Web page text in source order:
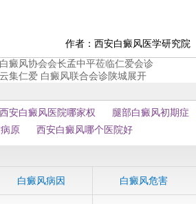
作者：西安白癜风医学研究院
癜风协会会长孟中平莅临仁爱会诊
集仁爱 白癜风联合会诊陕城展开
西安白癜风医院哪家权
腿部白癜风初期症
原 西安白癜风哪个医院好
白癜风病因 白癜风危害